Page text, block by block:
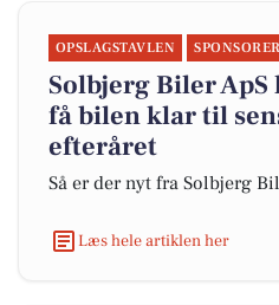
OPSLAGSTAVLEN
Solbjerg Biler
få bilen klar til
efteråret
Så er der nyt fra Solbjerg
Læs hele artiklen her